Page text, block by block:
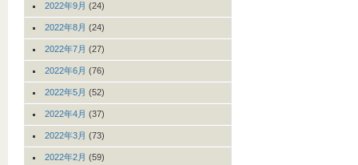
2022年9月 (24)
2022年8月 (24)
2022年7月 (27)
2022年6月 (76)
2022年5月 (52)
2022年4月 (37)
2022年3月 (73)
2022年2月 (59)